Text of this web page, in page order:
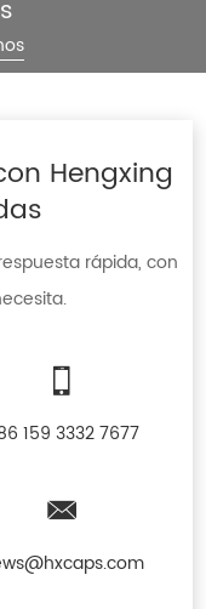
Hengxing
rápida, con
159 3332 7677